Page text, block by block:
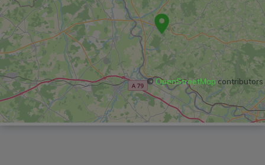
©OpenStreetMapcontributors